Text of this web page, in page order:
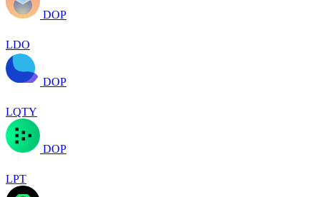
DOP
LDO
DOP
LQTY
DOP
LPT